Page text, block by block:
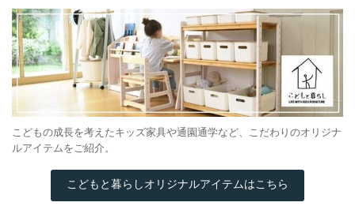
こどもの成長を考えたキッズ家具や通園通学など、こだわりのオリジナ
ルアイテムをご紹介。
こどもと暮らしオリジナルアイテムはこちら